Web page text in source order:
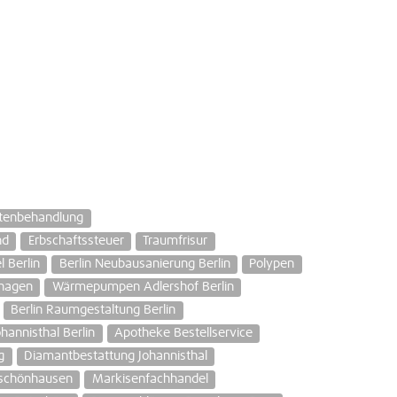
Erbschaftssteuer
Traumfrisur
Berlin Berlin Neubausanierung Berlin
Polypen
Wärmepumpen Adlershof Berlin
Berlin Raumgestaltung Berlin
Berlin
Apotheke Bestellservice
Diamantbestattung Johannisthal
Markisenfachhandel